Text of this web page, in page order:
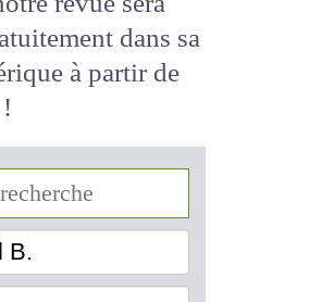
revue sera
dans
!